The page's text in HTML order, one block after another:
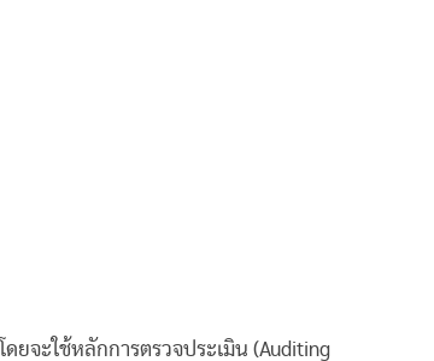
ยจะใช้หลักการตรวจประเมิน (Auditing